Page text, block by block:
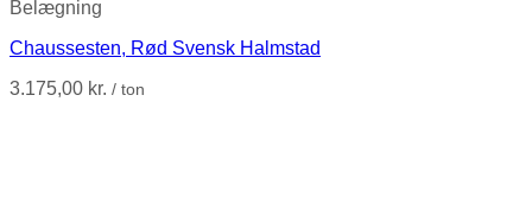
Belægning
Chaussesten, Rød Svensk Halmstad
3.175,00 kr. / ton